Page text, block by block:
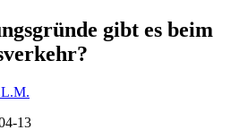
gibt es beim
13